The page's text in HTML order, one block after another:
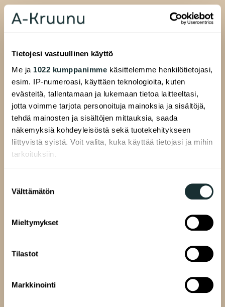
Tietojesi vastuullinen käyttö
Me ja 1022 kumppanimme käsittelemme henkilötietojasi,
esim. IP-numeroasi, käyttäen teknologioita, kuten
evästeitä, tallentamaan ja lukemaan tietoa laitteeltasi,
jotta voimme tarjota personoituja mainoksia ja sisältöjä,
tehdä mainosten ja sisältöjen mittauksia, saada
näkemyksiä kohdeyleisöstä sekä tuotekehitykseen
liittyvistä syistä. Voit valita, kuka käyttää tietojasi ja mihin
tarkoituksiin.
Kerätä tietoja maantieteellisestä sijainnistasi,
ominaispiirteitä aktiivisesti (sormenjäljen
Lue lisää siitä, miten henkilötietojasi käsitellään ja miten
evästeilmoituksessa.
valinta
Välttämätön
Mieltymykset
Tilastot
Markkinointi
A-Kruunu Oy
Pasilankatu 13
00520 Helsinki
ALAVALIKKO
Hakijalle
Etsi asuntoa
Ryhmävuokra-asunnot
Liiketilat
Usein kysytyt kysymykset